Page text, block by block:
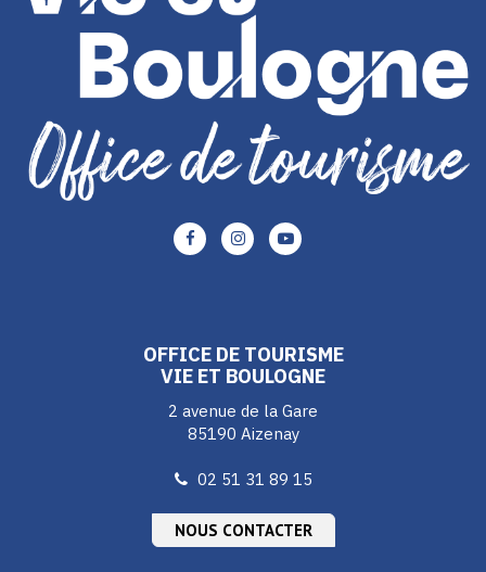
Lien
vers
Lien
vers
Lien
OFFICE DE TOURISME
VIE ET BOULOGNE
2 avenue de la Gare
85190 Aizenay
02 51 31 89 15
NOUS CONTACTER